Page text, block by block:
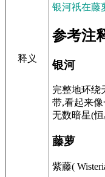
释义
银河祇在藤
参考注
银河
完整地环绕
带,看起来
无数暗星(
藤萝
紫藤(